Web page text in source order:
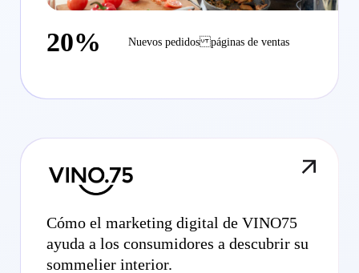
20% Nuevos pedidos páginas de ventas
Cómo el marketing digital de VINO75
ayuda a los consumidores a descubrir su
sommelier interior.